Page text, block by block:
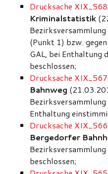
Drucksache XIX_568
Kriminalstatistik
(Punkt 1) bzw.
GAL, bei Enthaltung
beschlossen;
Drucksache XIX_567
Bahnweg
Enthaltung
Drucksache XIX_566
Bergedorfer
beschlossen;